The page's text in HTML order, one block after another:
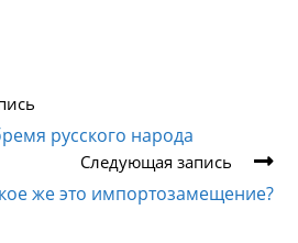
русского народа
Следующая запись
же это импортозамещение?